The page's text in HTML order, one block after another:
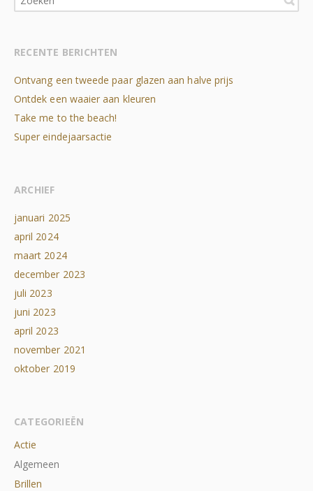
RECENTE BERICHTEN
Ontvang een tweede paar glazen aan halve prijs
Ontdek een waaier aan kleuren
Take me to the beach!
Super eindejaarsactie
ARCHIEF
januari 2025
april 2024
maart 2024
december 2023
juli 2023
juni 2023
april 2023
november 2021
oktober 2019
CATEGORIEËN
Actie
Algemeen
Brillen